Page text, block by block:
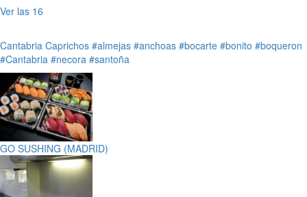
Ver las 16
Cantabria Caprichos #almejas #anchoas #bocarte #bonito #boqueron
#Cantabria #necora #santoña
GO SUSHING (MADRID)